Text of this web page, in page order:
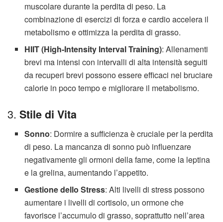
muscolare durante la perdita di peso. La
combinazione di esercizi di forza e cardio accelera il
metabolismo e ottimizza la perdita di grasso.
HIIT (High-Intensity Interval Training): Allenamenti
brevi ma intensi con intervalli di alta intensità seguiti
da recuperi brevi possono essere efficaci nel bruciare
calorie in poco tempo e migliorare il metabolismo.
3. Stile di Vita
Sonno: Dormire a sufficienza è cruciale per la perdita
di peso. La mancanza di sonno può influenzare
negativamente gli ormoni della fame, come la leptina
e la grelina, aumentando l’appetito.
Gestione dello Stress: Alti livelli di stress possono
aumentare i livelli di cortisolo, un ormone che
favorisce l’accumulo di grasso, soprattutto nell’area